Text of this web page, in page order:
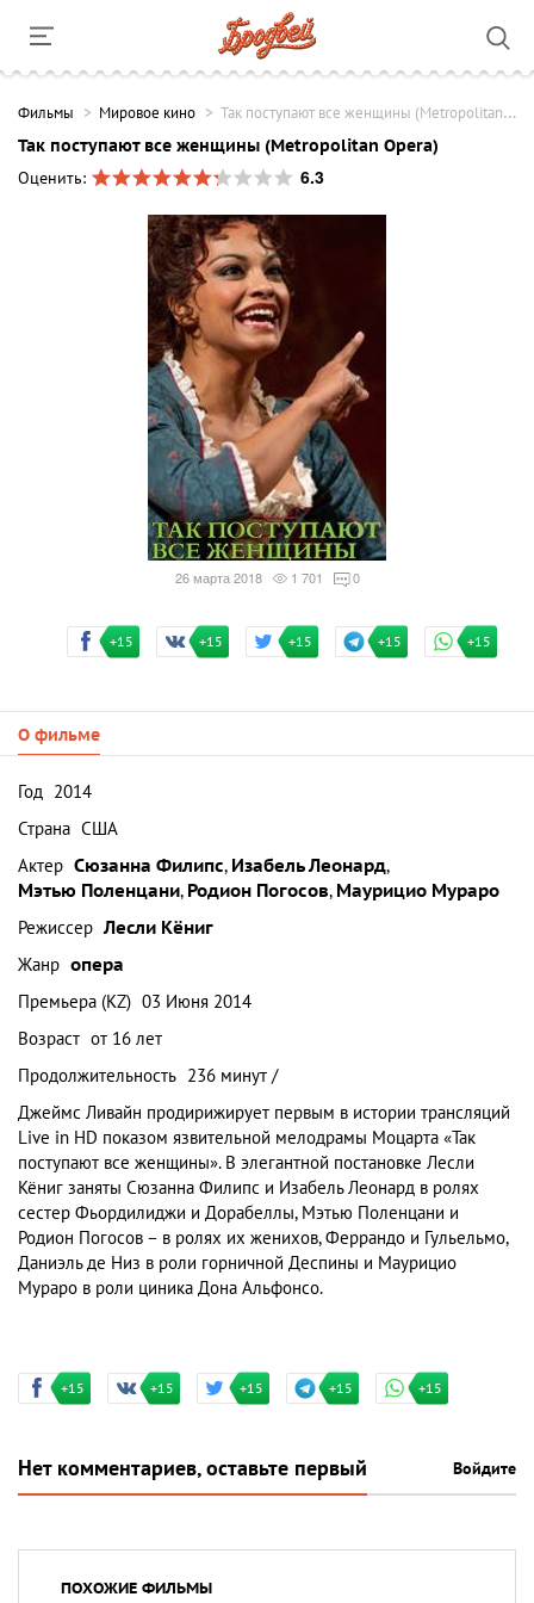
Фильмы Мировое кино Так поступают все женщины (Metropolitan Opera)
Так поступают все женщины (Metropolitan Opera)
Оценить:
6.3
26 марта 2018 1 701 0
+15 +15 +15 +15 +15
О фильме
Год 2014
Страна США
Актер Сюзанна Филипс, Изабель Леонард,
Мэтью Поленцани, Родион Погосов, Маурицио Мураро
Режиссер Лесли Кёниг
Жанр опера
Премьера (KZ) 03 Июня 2014
Возраст от 16 лет
Продолжительность 236 минут /
Джеймс Ливайн продирижирует первым в истории трансляций
Live in HD показом язвительной мелодрамы Моцарта «Так
поступают все женщины». В элегантной постановке Лесли
Кёниг заняты Сюзанна Филипс и Изабель Леонард в ролях
сестер Фьордилиджи и Дорабеллы, Мэтью Поленцани и
Родион Погосов – в ролях их женихов, Феррандо и Гульельмо,
Даниэль де Низ в роли горничной Деспины и Маурицио
Мураро в роли циника Дона Альфонсо.
+15 +15 +15 +15 +15
Нет комментариев, оставьте первый Войдите
ПОХОЖИЕ ФИЛЬМЫ